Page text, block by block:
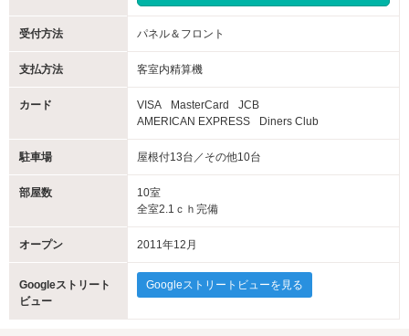
受付方法 パネル＆フロント
支払方法 客室内精算機
カード VISA MasterCard
JCB
AMERICAN EXPRESS
Diners Club
駐車場 屋根付13台／その他10台
部屋数
10室
全室2.1ｃｈ完備
オープン 2011年12月
Googleストリート
ビュー
Googleストリートビューを見る